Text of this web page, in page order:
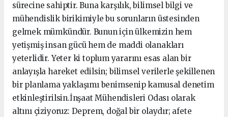
sürecine sahiptir. Buna karşılık, bilimsel bilgi ve
mühendislik birikimiyle bu sorunların üstesinden
gelmek mümkündür. Bunun için ülkemizin hem
yetişmiş insan gücü hem de maddi olanakları
yeterlidir. Yeter ki toplum yararını esas alan bir
anlayışla hareket edilsin; bilimsel verilerle şekillenen
bir planlama yaklaşımı benimsenip kamusal denetim
etkinleştirilsin.İnşaat Mühendisleri Odası olarak
altını çiziyoruz: Deprem, doğal bir olaydır; afete